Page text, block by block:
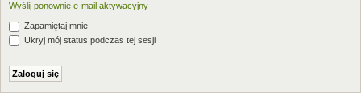
Wyślij ponownie e-mail aktywacyjny
Zapamiętaj mnie
Ukryj mój status podczas tej sesji